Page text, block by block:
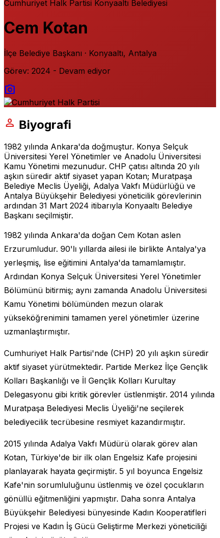
Cumhuriyet Halk Partisi Konyaaltı Belediyesi
Cem Kotan
İlçe Belediye Başkanı · Konyaaltı, Antalya
Görev: 2024 - Devam ediyor
photo_camera
person Biyografi
1982 yılında Ankara'da doğmuştur. Konya Selçuk
Üniversitesi Yerel Yönetimler ve Anadolu Üniversitesi
Kamu Yönetimi mezunudur. CHP çatısı altında 20 yılı
aşkın süredir aktif siyaset yapan Kotan; Muratpaşa
Belediye Meclis Üyeliği, Adalya Vakfı Müdürlüğü ve
Antalya Büyükşehir Belediyesi yöneticilik görevlerinin
ardından 31 Mart 2024 itibarıyla Konyaaltı Belediye
Başkanı seçilmiştir.
1982 yılında Ankara'da doğan Cem Kotan aslen
Erzurumludur. 90'lı yıllarda ailesi ile birlikte Antalya'ya
yerleşmiş, lise eğitimini Antalya'da tamamlamıştır.
Ardından Konya Selçuk Üniversitesi Yerel Yönetimler
Bölümünü bitirmiş; aynı zamanda Anadolu Üniversitesi
Kamu Yönetimi bölümünden mezun olarak
yükseköğrenimini tamamen yerel yönetimler üzerine
uzmanlaştırmıştır.
Cumhuriyet Halk Partisi'nde (CHP) 20 yılı aşkın süredir
aktif siyaset yürütmektedir. Partide Merkez İlçe Gençlik
Kolları Başkanlığı ve İl Gençlik Kolları Kurultay
Delegasyonu gibi kritik görevler üstlenmiştir. 2014 yılında
Muratpaşa Belediyesi Meclis Üyeliği'ne seçilerek
belediyecilik tecrübesine resmiyet kazandırmıştır.
2015 yılında Adalya Vakfı Müdürü olarak görev alan
Kotan, Türkiye'de bir ilk olan Engelsiz Kafe projesini
planlayarak hayata geçirmiştir. 5 yıl boyunca Engelsiz
Kafe'nin sorumluluğunu üstlenmiş ve özel çocukların
gönüllü eğitmenliğini yapmıştır. Daha sonra Antalya
Büyükşehir Belediyesi bünyesinde Kadın Kooperatifleri
Projesi ve Kadın İş Gücü Geliştirme Merkezi yöneticiliği